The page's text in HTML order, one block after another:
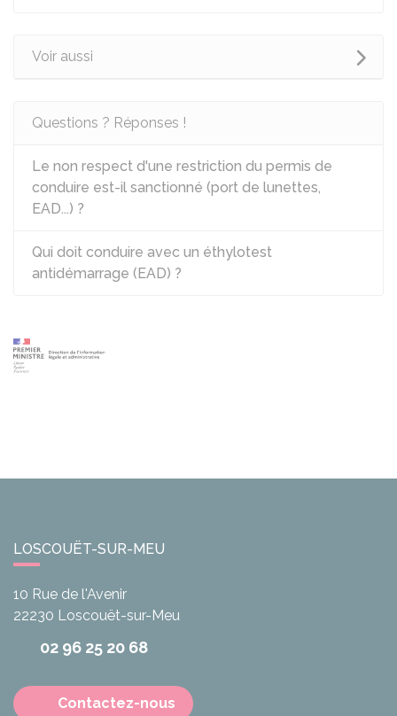
Voir aussi
Questions ? Réponses !
Le non respect d'une restriction du permis de
conduire est-il sanctionné (port de lunettes,
EAD...) ?
Qui doit conduire avec un éthylotest
antidémarrage (EAD) ?
LOSCOUËT-SUR-MEU
10 Rue de l'Avenir
22230 Loscouët-sur-Meu
02 96 25 20 68
Contactez-nous